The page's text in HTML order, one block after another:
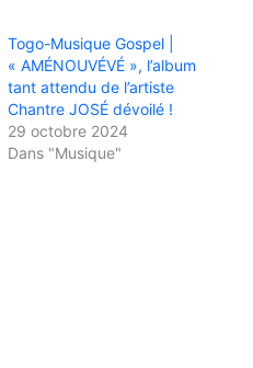
Togo-Musique Gospel |
« AMÉNOUVÉVÉ », l’album
tant attendu de l’artiste
Chantre JOSÉ dévoilé !
29 octobre 2024
Dans "Musique"